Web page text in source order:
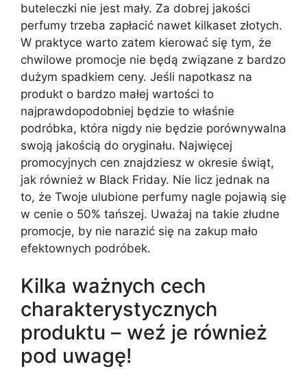
buteleczki nie jest mały. Za dobrej jakości
perfumy trzeba zapłacić nawet kilkaset złotych.
W praktyce warto zatem kierować się tym, że
chwilowe promocje nie będą związane z bardzo
dużym spadkiem ceny. Jeśli napotkasz na
produkt o bardzo małej wartości to
najprawdopodobniej będzie to właśnie
podróbka, która nigdy nie będzie porównywalna
swoją jakością do oryginału. Najwięcej
promocyjnych cen znajdziesz w okresie świąt,
jak również w Black Friday. Nie licz jednak na
to, że Twoje ulubione perfumy nagle pojawią się
w cenie o 50% tańszej. Uważaj na takie złudne
promocje, by nie narazić się na zakup mało
efektownych podróbek.
Kilka ważnych cech
charakterystycznych
produktu – weź je również
pod uwagę!